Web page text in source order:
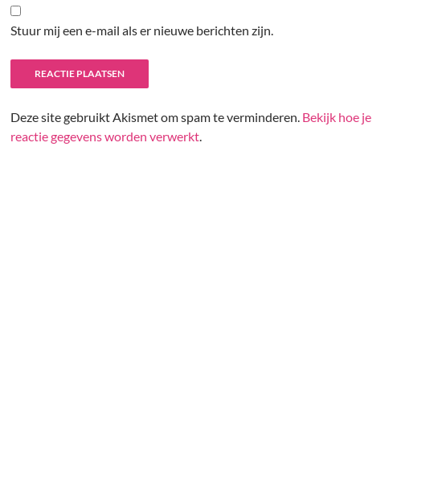
Stuur mij een e-mail als er nieuwe berichten zijn.
Deze site gebruikt Akismet om spam te verminderen. Bekijk hoe je
reactie gegevens worden verwerkt.